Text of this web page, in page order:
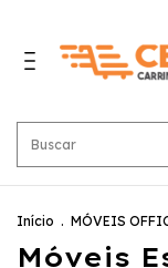
Início . MÓVEIS
Móveis